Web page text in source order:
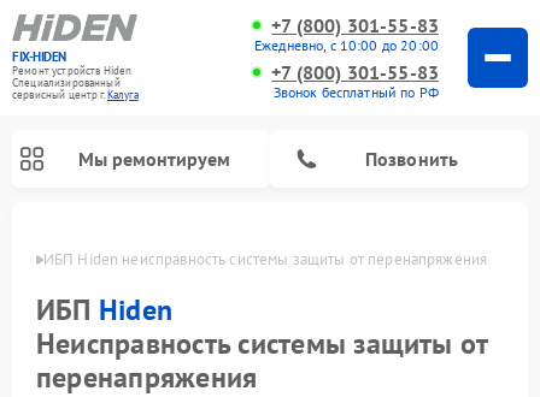
FIX-HIDEN
Ремонт устройств Hiden
Специализированный
cервисный центр г.Калуга
+7 (800) 301-55-83
Ежедневно, с 10:00 до 20:00
+7 (800) 301-55-83
Звонок бесплатный по РФ
Мы ремонтируем Позвонить
ИБП Hiden неисправность системы защиты от перенапряжения
ИБП Hiden
Неисправность системы защиты от
перенапряжения